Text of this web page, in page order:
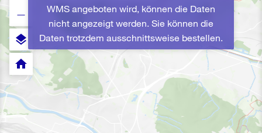
WMS angeboten wird, können die Daten
nicht angezeigt werden. Sie können die
Daten trotzdem ausschnittsweise bestellen.
layers
home